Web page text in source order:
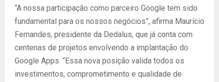
“A nossa participação como parceiro Google tem sido
fundamental para os nossos negócios”, afirma Maurício
Fernandes, presidente da Dedalus, que já conta com
centenas de projetos envolvendo a implantação do
Google Apps. “Essa nova posição valida todos os
investimentos, comprometimento e qualidade de